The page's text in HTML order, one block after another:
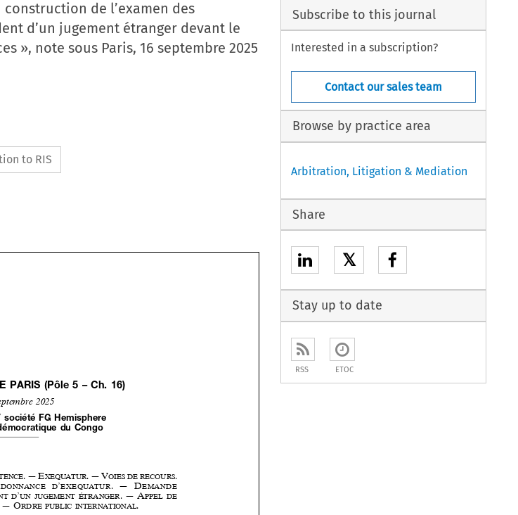
de l’examen des
d’un jugement étranger devant le
», note sous Paris, 16 septembre 2025
to RIS



        
       

        
      
septembre 2025
c/ société FG Hemisphere
démocratique du Congo
Subscribe to this journal
Interested in a subscription?
Contact our sales team
Browse by practice area
Arbitration, Litigation & Mediation
Share
𝕏
Stay up to date
RSS ETOC